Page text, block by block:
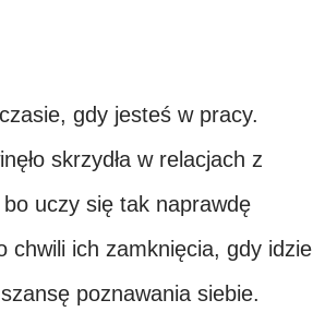
gdy jesteś w pracy.
skrzydła w relacjach z
uczy się tak naprawdę
chwili ich zamknięcia, gdy idzie
poznawania siebie.